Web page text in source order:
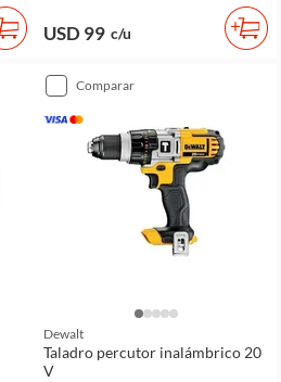
USD 99 c/u
comparar
Dewalt
Taladro percutor inalámbrico 20
V